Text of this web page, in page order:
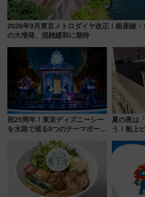
2026年9月東京メトロダイヤ改正！銀座線
の大増発、混雑緩和に期待
祝25周年！東京ディズニーシー
を水路で巡る8つのテーマポート
夏の夜は
う！船上
杯……工
ルメが美